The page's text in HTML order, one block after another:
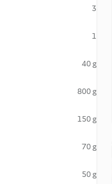
3
1
40 g
800 g
150 g
70 g
50 g